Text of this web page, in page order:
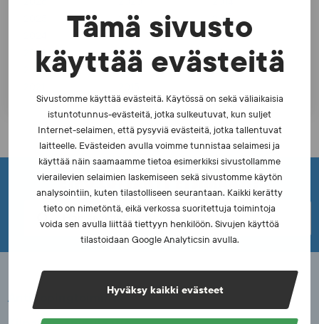
Tämä sivusto
käyttää evästeitä
Sivustomme käyttää evästeitä. Käytössä on sekä väliaikaisia
istuntotunnus-evästeitä, jotka sulkeutuvat, kun suljet
Internet-selaimen, että pysyviä evästeitä, jotka tallentuvat
laitteelle. Evästeiden avulla voimme tunnistaa selaimesi ja
käyttää näin saamaamme tietoa esimerkiksi sivustollamme
vierailevien selaimien laskemiseen sekä sivustomme käytön
analysointiin, kuten tilastolliseen seurantaan. Kaikki kerätty
tieto on nimetöntä, eikä verkossa suoritettuja toimintoja
voida sen avulla liittää tiettyyn henkilöön. Sivujen käyttöä
tilastoidaan Google Analyticsin avulla.
Hyväksy kaikki evästeet
i
u
2023
2022
2019
2018
2017
2016
2013
2012
2011
2010
ETKÖ LÖYTÄNYT ETSIMÄÄSI?
Antidopingtoiminta